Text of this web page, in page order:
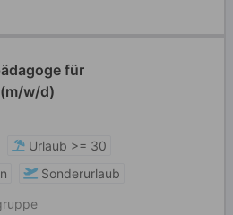
für
w/d)
Urlaub >= 30
Sonderurlaub